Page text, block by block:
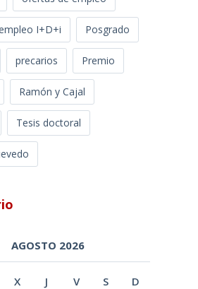
I+D+i Posgrado
precarios Premio
Ramón y Cajal
Tesis doctoral
AGOSTO 2026
X J V S D